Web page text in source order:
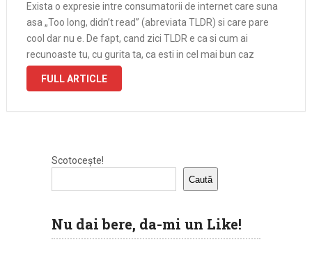
Exista o expresie intre consumatorii de internet care suna
asa „Too long, didn’t read” (abreviata TLDR) si care pare
cool dar nu e. De fapt, cand zici TLDR e ca si cum ai
recunoaste tu, cu gurita ta, ca esti in cel mai bun caz
bolnav …
FULL ARTICLE
Scotocește!
Caută
Nu dai bere, da-mi un Like!